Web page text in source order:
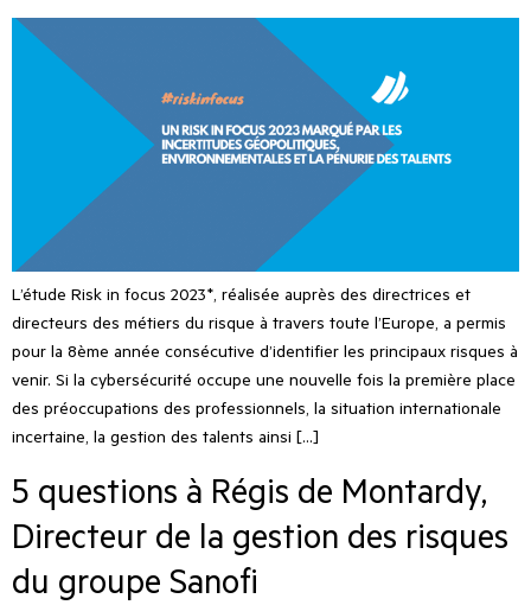
L’étude Risk in focus 2023*, réalisée auprès des directrices et
directeurs des métiers du risque à travers toute l’Europe, a permis
pour la 8ème année consécutive d’identifier les principaux risques à
venir. Si la cybersécurité occupe une nouvelle fois la première place
des préoccupations des professionnels, la situation internationale
incertaine, la gestion des talents ainsi […]
5 questions à Régis de Montardy,
Directeur de la gestion des risques
du groupe Sanofi